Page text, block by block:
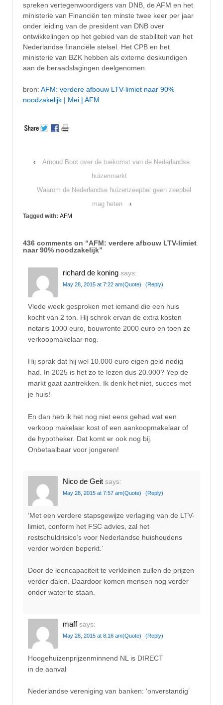
spreken vertegenwoordigers van DNB, de AFM en het
ministerie van Financiën ten minste twee keer per jaar
onder leiding van de president van DNB over
ontwikkelingen op het gebied van de stabiliteit van het
Nederlandse financiële stelsel. Het CPB en het
ministerie van BZK hebben als externe deskundigen
aan de beraadslagingen deelgenomen.
bron: AFM: verdere afbouw LTV-limiet naar 90%
noodzakelijk | Mei | AFM
‹
Arnoud Boot over de toekomst van de Nederlandse
huizenmarkt
Waarom de Nederlandse huizenzeepbel geen zeepbel
mag heten
›
Tagged with: AFM
436 comments on “AFM: verdere afbouw LTV-limiet
naar 90% noodzakelijk”
richard de koning says:
May 28, 2015 at 7:22 am(Quote) (Reply)
Vlede week gesproken met iemand die een huis
kocht van 2 ton. Hij schrok ervan de extra kosten
notaris 1000 euro, bouwrente 2000 euro en toen ze
verkoopmakelaar nog.
Hij sprak dat hij wel 10.000 euro eigen geld nodig
had. In 2025 is het zo te lezen dus 20.000? Yep de
markt gaat aantrekken. Ik denk het niet, succes met
je huis!
En dan heb ik het nog niet eens gehad wat een
verkoop makelaar kost of een aankoopmakelaar of
de hypotheker. Dat komt er ook nog bij.
Onbetaalbaar voor jongeren!
Nico de Geit says:
May 28, 2015 at 7:57 am(Quote) (Reply)
‘Met een verdere stapsgewijze verlaging van de LTV-
limiet, conform het FSC advies, zal het
restschuldrisico’s voor Nederlandse huishoudens
verder worden beperkt.’
Door de leencapaciteit te verkleinen zullen de prijzen
verder dalen. Daardoor komen mensen nog verder
onder water te staan.
maff says:
May 28, 2015 at 8:16 am(Quote) (Reply)
Hoogehuizenprijzenminnend NL is DIRECT
in de aanval
Nederlandse vereniging van banken: ‘onverstandig’